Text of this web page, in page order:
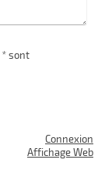
*sont
Connexion
Affichage Web